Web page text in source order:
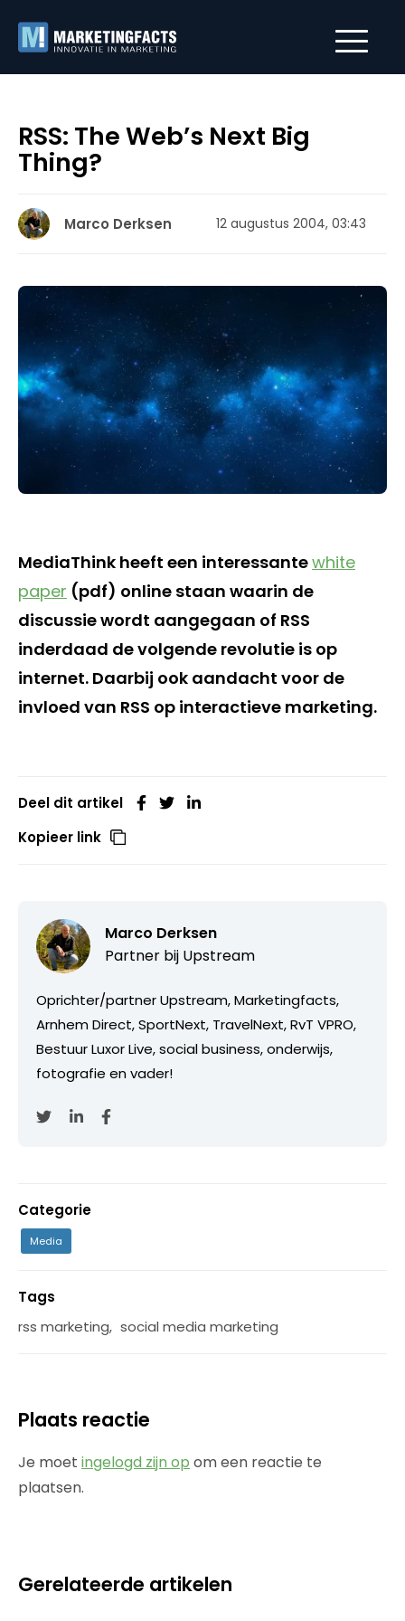
RSS: The Web’s Next Big
Thing?
Marco Derksen 12 augustus 2004, 03:43
MediaThink heeft een interessantewhite
paper (pdf) online staan waarin de
discussie wordt aangegaan of RSS
inderdaad de volgende revolutie is op
internet. Daarbij ook aandacht voor de
invloed van RSS op interactieve marketing.
Deel dit artikel
Kopieer link
Marco Derksen
Partner bij Upstream
Oprichter/partner Upstream, Marketingfacts,
Arnhem Direct, SportNext, TravelNext, RvT VPRO,
Bestuur Luxor Live, social business, onderwijs,
fotografie en vader!
Categorie
Media
Tags
rss marketing, social media marketing
Plaats reactie
Je moet ingelogd zijn op om een reactie te
plaatsen.
Gerelateerde artikelen